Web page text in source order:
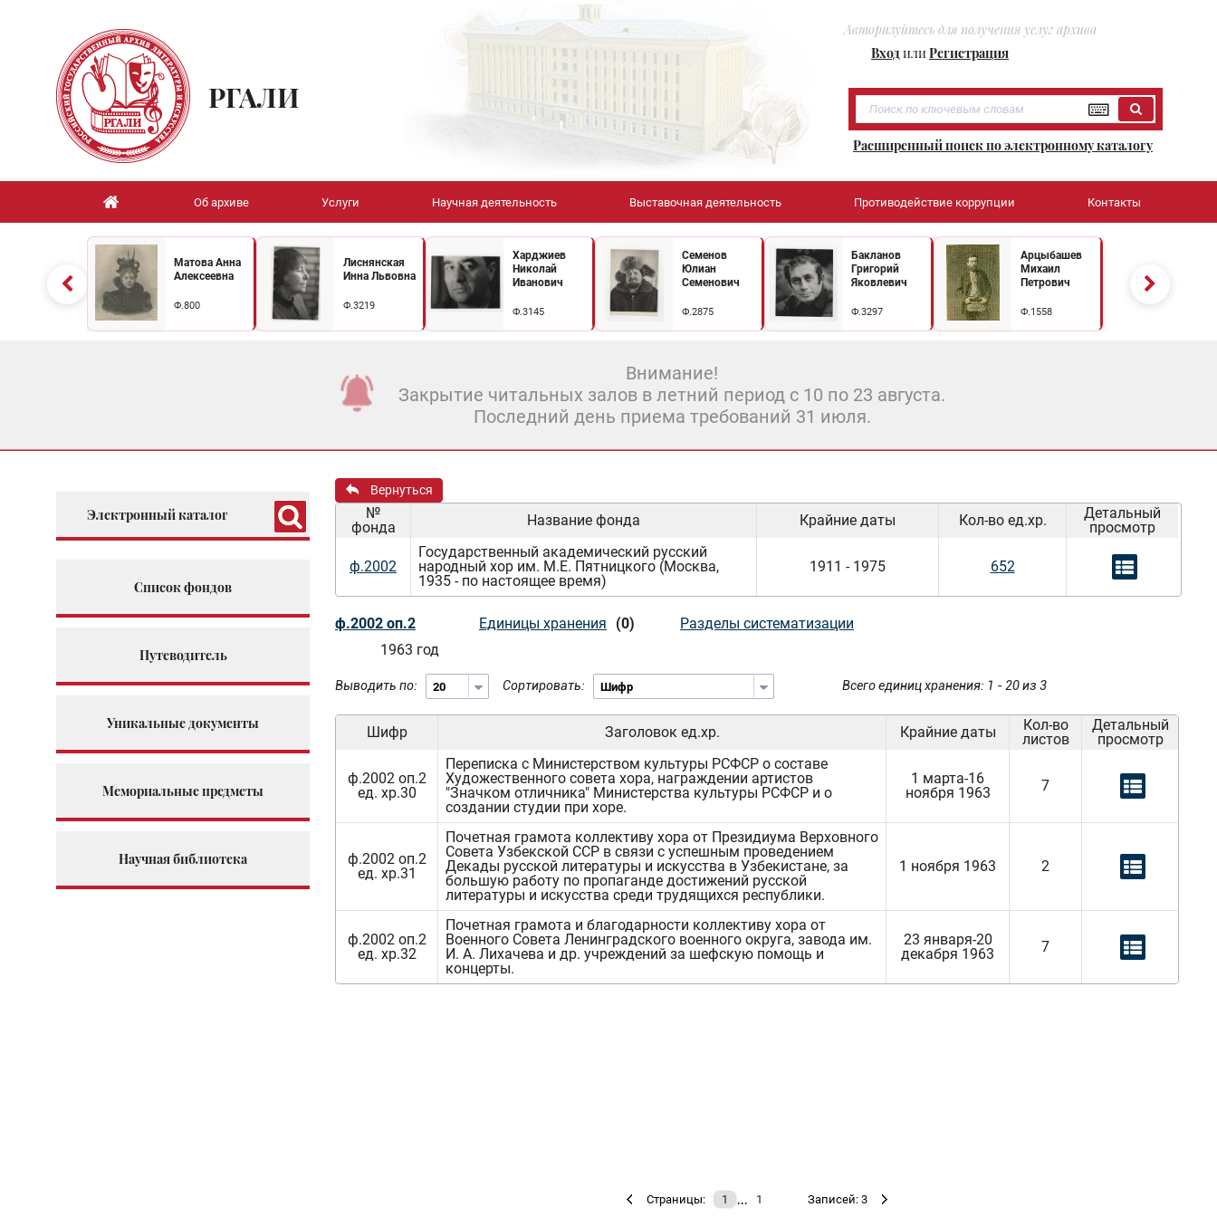
Авторизуйтесь для получения услуг архива
ВходилиРегистрация
РГАЛИ
Расширенный поиск по электронному каталогу
Об архиве Услуги Научная деятельность Выставочная деятельность Противодействие коррупции Контакты
Матова Анна
Алексеевна
Ф.800
Лиснянская
Инна Львовна
Ф.3219
Харджиев
Николай
Иванович
Ф.3145
Семенов
Юлиан
Семенович
Ф.2875
Бакланов
Григорий
Яковлевич
Ф.3297
Арцыбашев
Михаил
Петрович
Ф.1558
Внимание!
Закрытие читальных залов в летний период с 10 по 23 августа.
Последний день приема требований 31 июля.
Электронный каталог
Список фондов
Путеводитель
Уникальные документы
Мемориальные предметы
Научная библиотека
Вернуться
№
фонда
Название фонда Крайние даты Кол-во ед.хр.
Детальный
просмотр
ф.2002
Государственный академический русский
народный хор им. М.Е. Пятницкого (Москва,
1935 - по настоящее время)
1911 - 1975 652
ф.2002 оп.2 Единицы хранения (0)
Разделы систематизации
1963 год
Выводить по: Сортировать: Всего единиц хранения: 1 - 20 из 3
Шифр Заголовок ед.хр. Крайние даты
Кол-во
листов
Детальный
просмотр
ф.2002 оп.2
ед. хр.30
Переписка с Министерством культуры РСФСР о составе
Художественного совета хора, награждении артистов
"Значком отличника" Министерства культуры РСФСР и о
создании студии при хоре.
1 марта-16
ноября 1963
7
ф.2002 оп.2
ед. хр.31
Почетная грамота коллективу хора от Президиума Верховного
Совета Узбекской ССР в связи с успешным проведением
Декады русской литературы и искусства в Узбекистане, за
большую работу по пропаганде достижений русской
литературы и искусства среди трудящихся республики.
1 ноября 1963 2
ф.2002 оп.2
ед. хр.32
Почетная грамота и благодарности коллективу хора от
Военного Совета Ленинградского военного округа, завода им.
И. А. Лихачева и др. учреждений за шефскую помощь и
концерты.
23 января-20
декабря 1963
7
Страницы: 1 … 1 Записей: 3